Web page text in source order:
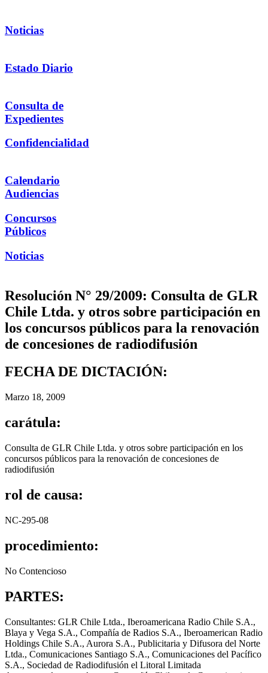
Noticias
Estado Diario
Consulta de
Expedientes
Confidencialidad
Calendario
Audiencias
Concursos
Públicos
Noticias
Resolución N° 29/2009: Consulta de GLR
Chile Ltda. y otros sobre participación en
los concursos públicos para la renovación
de concesiones de radiodifusión
FECHA DE DICTACIÓN:
Marzo 18, 2009
carátula:
Consulta de GLR Chile Ltda. y otros sobre participación en los
concursos públicos para la renovación de concesiones de
radiodifusión
rol de causa:
NC-295-08
procedimiento:
No Contencioso
PARTES:
Consultantes: GLR Chile Ltda., Iberoamericana Radio Chile S.A.,
Blaya y Vega S.A., Compañía de Radios S.A., Iberoamerican Radio
Holdings Chile S.A., Aurora S.A., Publicitaria y Difusora del Norte
Ltda., Comunicaciones Santiago S.A., Comunicaciones del Pacífico
S.A., Sociedad de Radiodifusión el Litoral Limitada